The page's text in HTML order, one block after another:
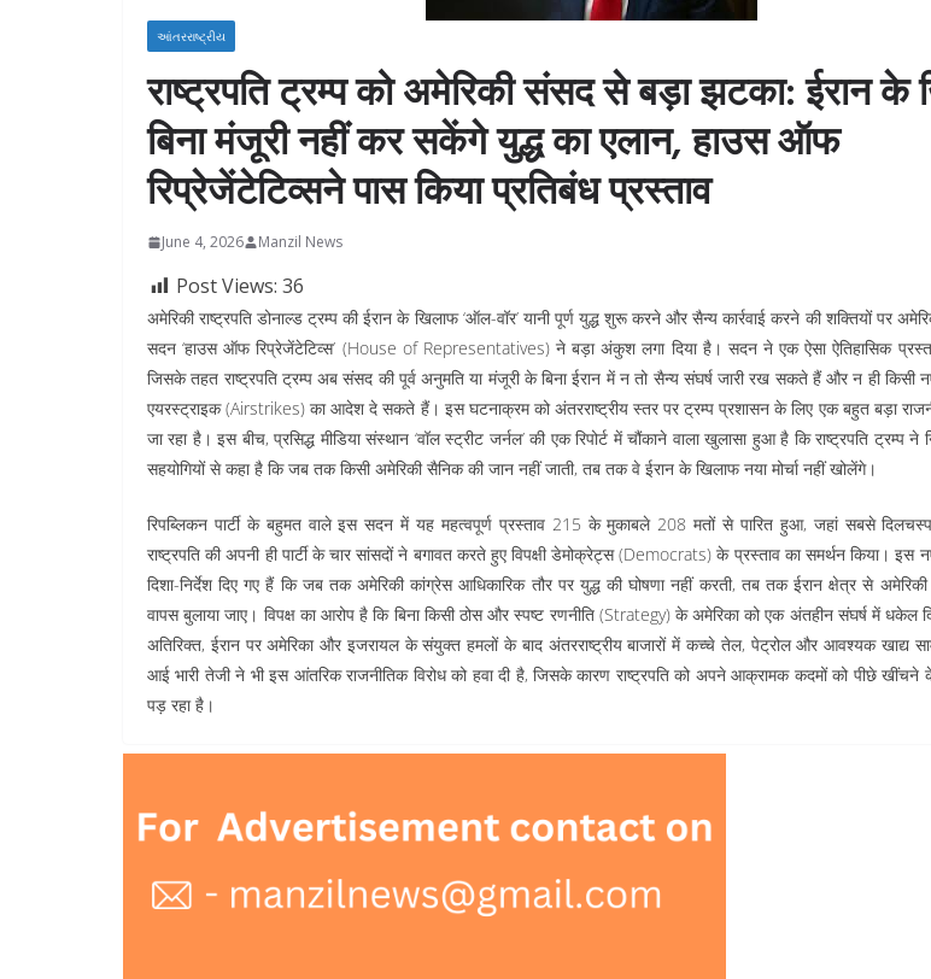
આંતરરાષ્ટ્રીય
राष्ट्रपति ट्रम्प को अमेरिकी संसद से बड़ा झटका: ईरान के
बिना मंजूरी नहीं कर सकेंगे युद्ध का एलान, हाउस ऑफ
रिप्रेजेंटेटिव्सने पास किया प्रतिबंध प्रस्ताव
June 4, 2026 Manzil News
Post Views: 36
अमेरिकी राष्ट्रपति डोनाल्ड ट्रम्प की ईरान के खिलाफ ‘ऑल-वॉर’ यानी पूर्ण युद्ध शुरू करने और सैन्य कार्रवाई करने की शक्तियों पर
सदन ‘हाउस ऑफ रिप्रेजेंटेटिव्स’ (House of Representatives) ने बड़ा अंकुश लगा दिया है। सदन ने एक ऐसा ऐतिहासिक
जिसके तहत राष्ट्रपति ट्रम्प अब संसद की पूर्व अनुमति या मंजूरी के बिना ईरान में न तो सैन्य संघर्ष जारी रख सकते हैं और न ही किसी
एयरस्ट्राइक (Airstrikes) का आदेश दे सकते हैं। इस घटनाक्रम को अंतरराष्ट्रीय स्तर पर ट्रम्प प्रशासन के लिए एक बहुत बड़ा
जा रहा है। इस बीच, प्रसिद्ध मीडिया संस्थान ‘वॉल स्ट्रीट जर्नल’ की एक रिपोर्ट में चौंकाने वाला खुलासा हुआ है कि राष्ट्रपति ट्रम्प ने
सहयोगियों से कहा है कि जब तक किसी अमेरिकी सैनिक की जान नहीं जाती, तब तक वे ईरान के खिलाफ नया मोर्चा नहीं खोलेंगे।
रिपब्लिकन पार्टी के बहुमत वाले इस सदन में यह महत्वपूर्ण प्रस्ताव 215 के मुकाबले 208 मतों से पारित हुआ, जहां सबसे
राष्ट्रपति की अपनी ही पार्टी के चार सांसदों ने बगावत करते हुए विपक्षी डेमोक्रेट्स (Democrats) के प्रस्ताव का समर्थन किया। इस
दिशा-निर्देश दिए गए हैं कि जब तक अमेरिकी कांग्रेस आधिकारिक तौर पर युद्ध की घोषणा नहीं करती, तब तक ईरान क्षेत्र से
वापस बुलाया जाए। विपक्ष का आरोप है कि बिना किसी ठोस और स्पष्ट रणनीति (Strategy) के अमेरिका को एक अंतहीन संघर्ष में धकेल
अतिरिक्त, ईरान पर अमेरिका और इजरायल के संयुक्त हमलों के बाद अंतरराष्ट्रीय बाजारों में कच्चे तेल, पेट्रोल और आवश्यक खाद्य
आई भारी तेजी ने भी इस आंतरिक राजनीतिक विरोध को हवा दी है, जिसके कारण राष्ट्रपति को अपने आक्रामक कदमों को पीछे खींचने
पड़ रहा है।